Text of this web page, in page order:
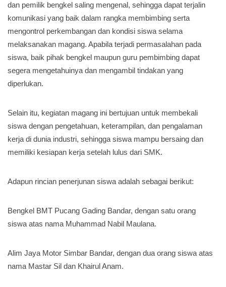
dan pemilik bengkel saling mengenal, sehingga dapat terjalin
komunikasi yang baik dalam rangka membimbing serta
mengontrol perkembangan dan kondisi siswa selama
melaksanakan magang. Apabila terjadi permasalahan pada
siswa, baik pihak bengkel maupun guru pembimbing dapat
segera mengetahuinya dan mengambil tindakan yang
diperlukan.
Selain itu, kegiatan magang ini bertujuan untuk membekali
siswa dengan pengetahuan, keterampilan, dan pengalaman
kerja di dunia industri, sehingga siswa mampu bersaing dan
memiliki kesiapan kerja setelah lulus dari SMK.
Adapun rincian penerjunan siswa adalah sebagai berikut:
Bengkel BMT Pucang Gading Bandar, dengan satu orang
siswa atas nama Muhammad Nabil Maulana.
Alim Jaya Motor Simbar Bandar, dengan dua orang siswa atas
nama Mastar Sil dan Khairul Anam.